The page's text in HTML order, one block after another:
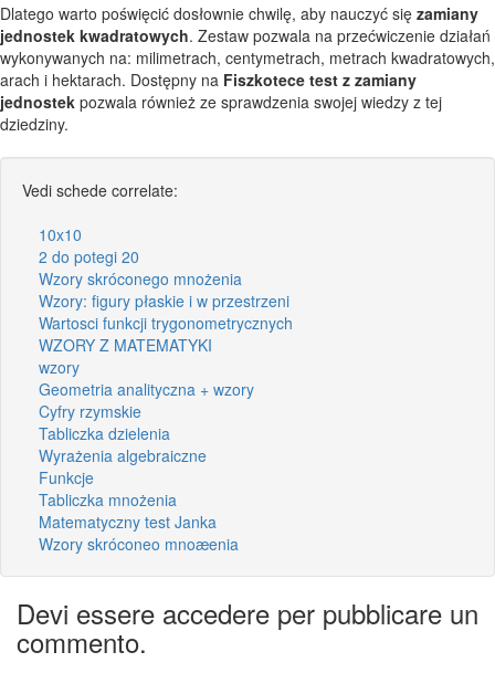
Dlatego warto poświęcić dosłownie chwilę, aby nauczyć się zamiany
jednostek kwadratowych. Zestaw pozwala na przećwiczenie działań
wykonywanych na: milimetrach, centymetrach, metrach kwadratowych,
arach i hektarach. Dostępny na Fiszkotece test z zamiany
jednostek pozwala również ze sprawdzenia swojej wiedzy z tej
dziedziny.
Vedi schede correlate:
10x10
2 do potegi 20
Wzory skróconego mnożenia
Wzory: figury płaskie i w przestrzeni
Wartosci funkcji trygonometrycznych
WZORY Z MATEMATYKI
wzory
Geometria analityczna + wzory
Cyfry rzymskie
Tabliczka dzielenia
Wyrażenia algebraiczne
Funkcje
Tabliczka mnożenia
Matematyczny test Janka
Wzory skróconeo mnoæenia
Devi essere accedere per pubblicare un
commento.